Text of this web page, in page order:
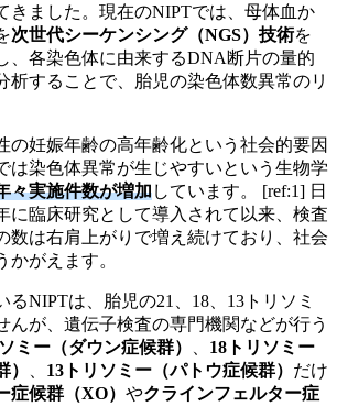
きました。現在のNIPTでは、母体血か
次世代シーケンシング（NGS）技術を
、各染色体に由来するDNA断片の量的
析することで、胎児の染色体数異常のリ
の妊娠年齢の高年齢化という社会的要因
は染色体異常が生じやすいという生物学
々実施件数が増加しています。 [ref:1] 日
に臨床研究として導入されて以来、検査
数は右肩上がりで増え続けており、社会
かがえます。
るNIPTは、胎児の21、18、13トリソミ
んが、遺伝子検査の専門機関などが行う
ミー（ダウン症候群）
18トリソミー
）
13トリソミー（パトウ症候群） だけ
症候群（XO） やクラインフェルター症